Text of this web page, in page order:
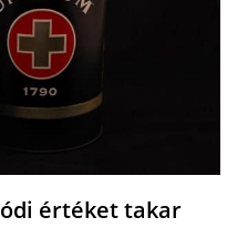
értéket takar